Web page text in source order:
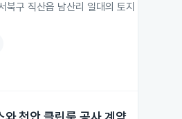
북구 직산읍 남산리 일대의 토지 9,399